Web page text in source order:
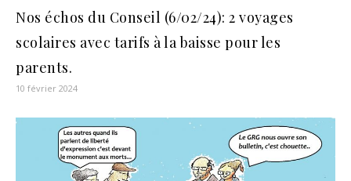
Nos échos du Conseil (6/02/24): 2 voyages
scolaires avec tarifs à la baisse pour les
parents.
10 février 2024